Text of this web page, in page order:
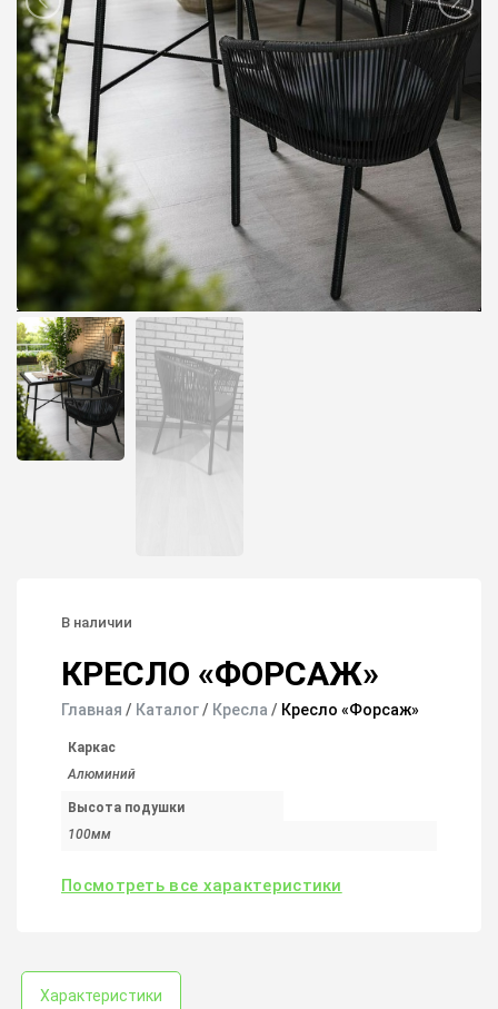
В наличии
КРЕСЛО «ФОРСАЖ»
Главная / Каталог/ Кресла / Кресло «Форсаж»
Каркас
Алюминий
Высота подушки
100мм
Посмотреть все характеристики
Характеристики